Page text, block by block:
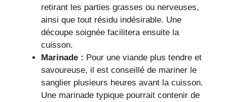
retirant les parties grasses ou nerveuses,
ainsi que tout résidu indésirable. Une
découpe soignée facilitera ensuite la
cuisson.
Marinade : Pour une viande plus tendre et
savoureuse, il est conseillé de mariner le
sanglier plusieurs heures avant la cuisson.
Une marinade typique pourrait contenir de